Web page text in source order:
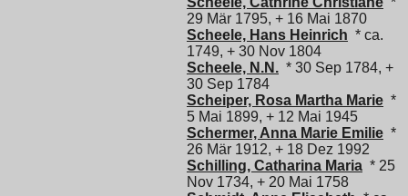
29 Mär 1795, + 16 Mai 1870
Scheele, Hans Heinrich * ca.
1749, + 30 Nov 1804
Scheele, N.N. * 30 Sep 1784, +
30 Sep 1784
Scheiper, Rosa Martha Marie *
5 Mai 1899, + 12 Mai 1945
Schermer, Anna Marie Emilie *
26 Mär 1912, + 18 Dez 1992
Schilling, Catharina Maria * 25
Nov 1734, + 20 Mai 1758